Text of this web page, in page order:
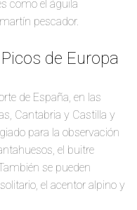
como el águila
pescador.
de Europa
de España, en las
Cantabria y Castilla y
para la observación
el buitre
se pueden
el acentor alpino y